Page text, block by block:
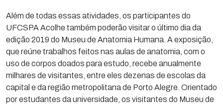
Além de todas essas atividades, os participantes do
UFCSPA Acolhe também poderão visitar o último dia da
edição 2019 do Museu de Anatomia Humana. A exposição,
que reúne trabalhos feitos nas aulas de anatomia, com o
uso de corpos doados para estudo, recebe anualmente
milhares de visitantes, entre eles dezenas de escolas da
capital e da região metropolitana de Porto Alegre. Orientado
por estudantes da universidade, os visitantes do Museu de